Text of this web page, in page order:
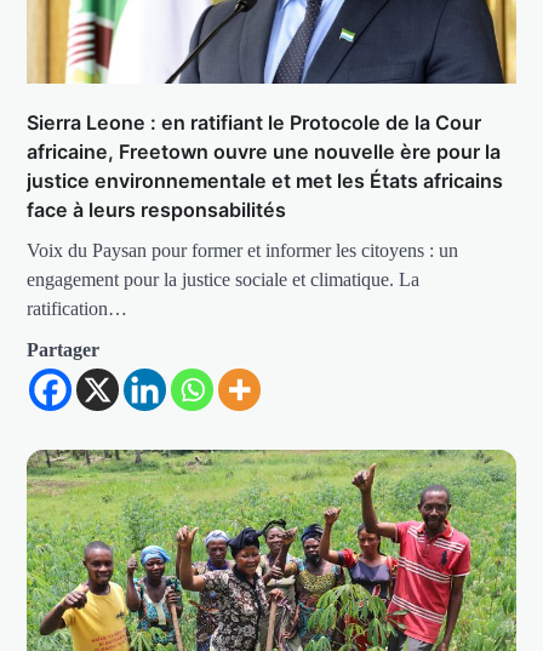
Sierra Leone : en ratifiant le Protocole de la Cour
africaine, Freetown ouvre une nouvelle ère pour la
justice environnementale et met les États africains
face à leurs responsabilités
Voix du Paysan pour former et informer les citoyens : un
engagement pour la justice sociale et climatique. La
ratification…
Partager